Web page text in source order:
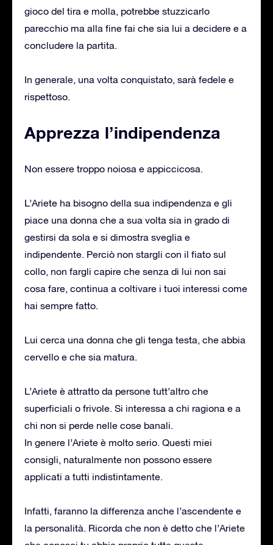
gioco del tira e molla, potrebbe stuzzicarlo
parecchio ma alla fine fai che sia lui a decidere e a
concludere la partita.
In generale, una volta conquistato, sarà fedele e
rispettoso.
Apprezza l’indipendenza
Non essere troppo noiosa e appiccicosa.
L’Ariete ha bisogno della sua indipendenza e gli
piace una donna che a sua volta sia in grado di
gestirsi da sola e si dimostra sveglia e
indipendente. Perciò non stargli con il fiato sul
collo, non fargli capire che senza di lui non sai
cosa fare, continua a coltivare i tuoi interessi come
hai sempre fatto.
Lui cerca una donna che gli tenga testa, che abbia
cervello e che sia matura.
L’Ariete è attratto da persone tutt’altro che
superficiali o frivole. Si interessa a chi ragiona e a
chi non si perde nelle cose banali.
In genere l’Ariete è molto serio. Questi miei
consigli, naturalmente non possono essere
applicati a tutti indistintamente.
Infatti, faranno la differenza anche l’ascendente e
la personalità. Ricorda che non è detto che l’Ariete